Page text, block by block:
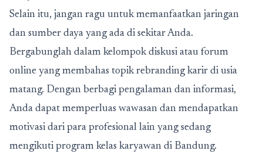
Selain itu, jangan ragu untuk memanfaatkan jaringan
dan sumber daya yang ada di sekitar Anda.
Bergabunglah dalam kelompok diskusi atau forum
online yang membahas topik rebranding karir di usia
matang. Dengan berbagi pengalaman dan informasi,
Anda dapat memperluas wawasan dan mendapatkan
motivasi dari para profesional lain yang sedang
mengikuti program kelas karyawan di Bandung.